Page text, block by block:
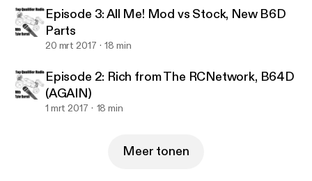
Episode 3: All Me! Mod vs Stock, New B6D
Parts
20 mrt 2017 18 min
Episode 2: Rich from The RCNetwork, B64D
(AGAIN)
1 mrt 2017 18 min
Meer tonen